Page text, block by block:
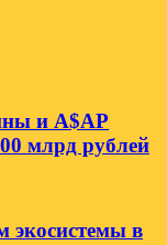
и A$AP
млрд рублей
экосистемы в